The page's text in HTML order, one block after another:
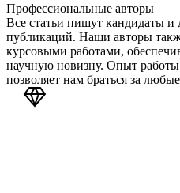
Профессиональные авторы
Все статьи пишут кандидаты и
публикаций. Наши авторы
курсовыми работами,
научную новизну. Опыт
позволяет нам браться за